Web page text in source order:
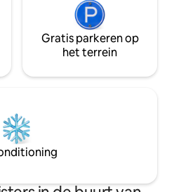
Gratis parkeren op
het terrein